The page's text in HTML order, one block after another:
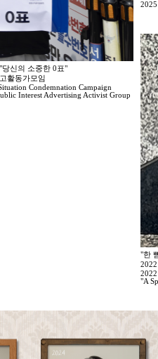
신의 소중한 0표"
활동가모임
Condemnation Campaign
Interest Advertising Activist Group
2025
"한
"A